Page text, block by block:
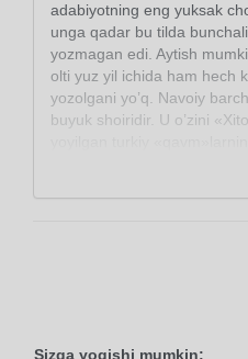
adabiyotning eng yuksak
unga qadar bu tilda
yozmagan edi. Aytish
olti yuz yil ichida ham hech
yozolgani yo’q. Navoiy
buyuk shoiridir. U o’zini
adabiy til bayrog’i ostida
Sizga yoqishi mumkin: